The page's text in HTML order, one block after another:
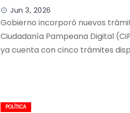
Jun 3, 2026
Gobierno incorporó nuevos
Ciudadanía Pampeana Digital
ya cuenta con cinco trámites
POLÍTICA